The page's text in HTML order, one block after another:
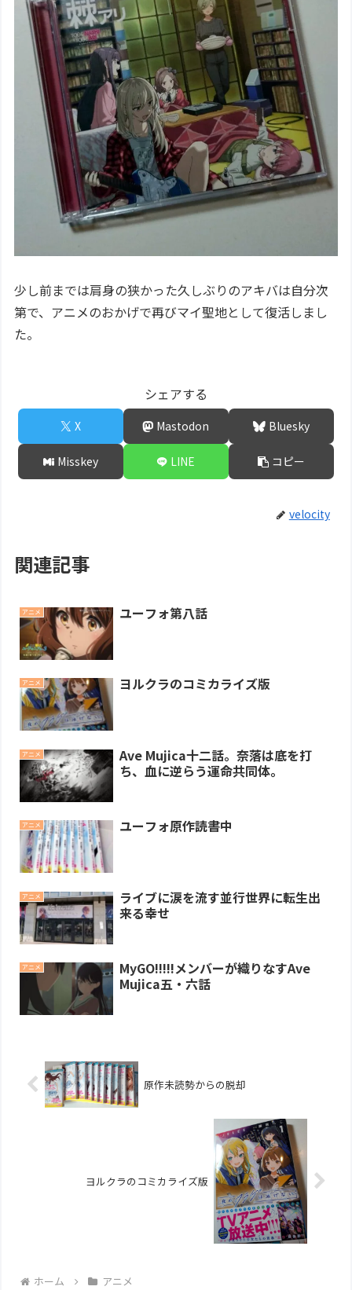
少し前までは肩身の狭かった久しぶりのアキバは自分次
第で、アニメのおかげで再びマイ聖地として復活しまし
た。
シェアする
X Mastodon Bluesky
Misskey LINE コピー
velocity
関連記事
アニメ ユーフォ第八話
アニメ ヨルクラのコミカライズ版
アニメ
Ave Mujica十二話。奈落は底を打
ち、血に逆らう運命共同体。
アニメ ユーフォ原作読書中
アニメ
ライブに涙を流す並行世界に転生出
来る幸せ
アニメ
MyGO!!!!!メンバーが織りなすAve
Mujica五・六話
原作未読勢からの脱却
ヨルクラのコミカライズ版
ホーム アニメ